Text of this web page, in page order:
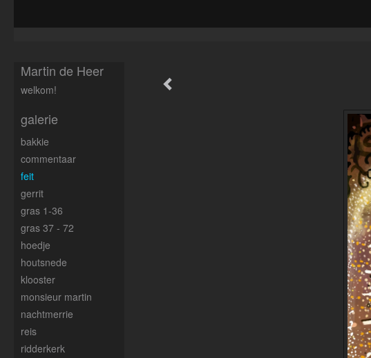
Martin de Heer
welkom!
galerie
bakkie
commentaar
feit
gerrit
gras 1-36
gras 37 - 72
hoedje
houtsnede
klooster
monsieur martin
nachtmerrie
reis
ridderkerk